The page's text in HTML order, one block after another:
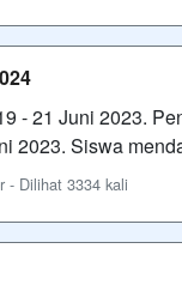
- 21 Juni 2023.
2023. Siswa
- Dilihat 3334 kali